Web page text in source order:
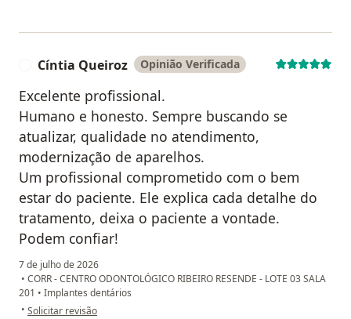
Cíntia Queiroz Opinião Verificada
Excelente profissional.
Humano e honesto. Sempre buscando se
atualizar, qualidade no atendimento,
modernização de aparelhos.
Um profissional comprometido com o bem
estar do paciente. Ele explica cada detalhe do
tratamento, deixa o paciente a vontade.
Podem confiar!
7 de julho de 2026
• CORR - CENTRO ODONTOLÓGICO RIBEIRO RESENDE - LOTE 03 SALA
201 • Implantes dentários
• na opinião do utilizador Cíntia Queiroz
Solicitar revisão